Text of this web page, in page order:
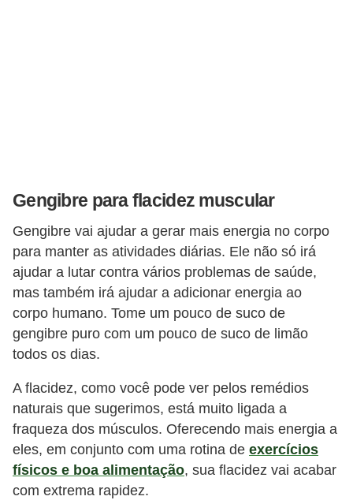
Gengibre para flacidez muscular
Gengibre vai ajudar a gerar mais energia no corpo
para manter as atividades diárias. Ele não só irá
ajudar a lutar contra vários problemas de saúde,
mas também irá ajudar a adicionar energia ao
corpo humano. Tome um pouco de suco de
gengibre puro com um pouco de suco de limão
todos os dias.
A flacidez, como você pode ver pelos remédios
naturais que sugerimos, está muito ligada a
fraqueza dos músculos. Oferecendo mais energia a
eles, em conjunto com uma rotina de exercícios
físicos e boa alimentação, sua flacidez vai acabar
com extrema rapidez.